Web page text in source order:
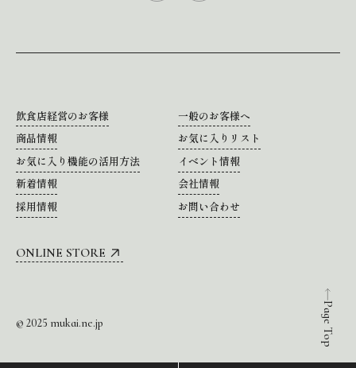
Page Top
飲食店経営のお客様
一般のお客様へ
商品情報
お気に入りリスト
お気に入り機能の活用方法
イベント情報
新着情報
会社情報
採用情報
お問い合わせ
ONLINE STORE
© 2025 mukai.ne.jp